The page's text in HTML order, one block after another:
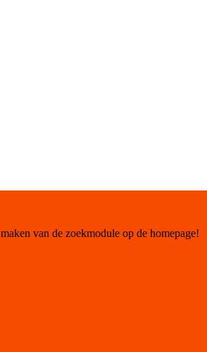
van de zoekmodule op de homepage!